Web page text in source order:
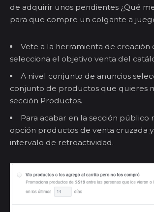
de adquirir unos pendientes ¿Qué
para que compre un colgante a
Vete a la herramienta de creación
selecciona el objetivo venta del
A nivel conjunto de anuncios
conjunto de productos que quieres
sección Productos.
Para acabar en la sección público
opción productos de venta cruzada
intervalo de retroactividad.